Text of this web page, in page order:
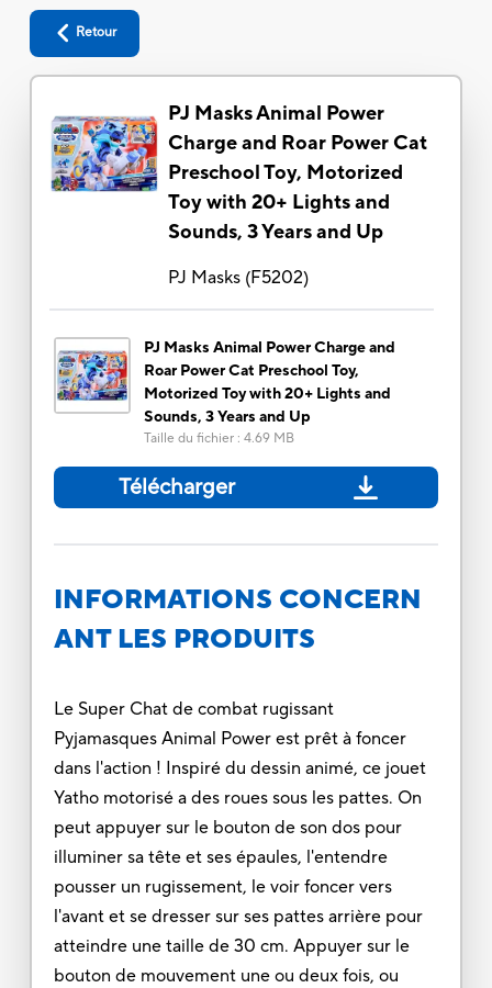
Retour
PJ Masks Animal Power
Charge and Roar Power Cat
Preschool Toy, Motorized
Toy with 20+ Lights and
Sounds, 3 Years and Up
PJ Masks(F5202)
PJ Masks Animal Power Charge and
Roar Power Cat Preschool Toy,
Motorized Toy with 20+ Lights and
Sounds, 3 Years and Up
Taille du fichier: 4.69 MB
Télécharger
INFORMATIONS CONCERN
ANT LES PRODUITS
Le Super Chat de combat rugissant
Pyjamasques Animal Power est prêt à foncer
dans l'action ! Inspiré du dessin animé, ce jouet
Yatho motorisé a des roues sous les pattes. On
peut appuyer sur le bouton de son dos pour
illuminer sa tête et ses épaules, l'entendre
pousser un rugissement, le voir foncer vers
l'avant et se dresser sur ses pattes arrière pour
atteindre une taille de 30 cm. Appuyer sur le
bouton de mouvement une ou deux fois, ou